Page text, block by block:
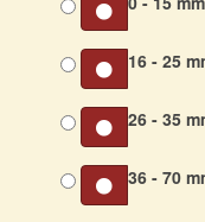
16 - 25
26 - 35
36 - 70